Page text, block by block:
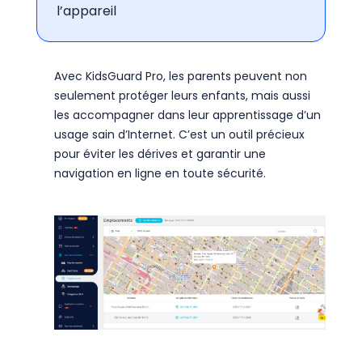
l’appareil
Avec KidsGuard Pro, les parents peuvent non
seulement protéger leurs enfants, mais aussi
les accompagner dans leur apprentissage d’un
usage sain d’Internet. C’est un outil précieux
pour éviter les dérives et garantir une
navigation en ligne en toute sécurité.